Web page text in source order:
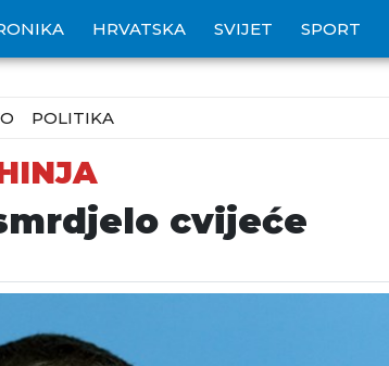
HRVATSKA SVIJET SPORT
POLITIKA
cvijeće